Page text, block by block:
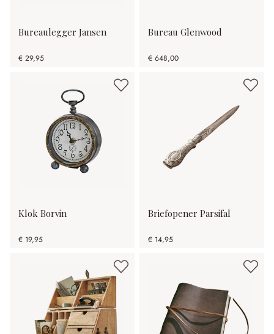
Bureaulegger Jansen
€ 29,95
Bureau Glenwood
€ 648,00
Klok Borvin
€ 19,95
Briefopener Parsifal
€ 14,95